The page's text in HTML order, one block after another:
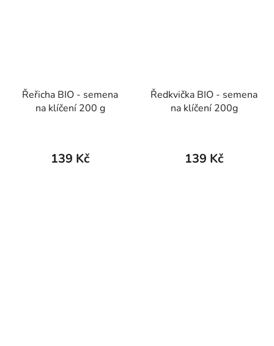
Řeřicha BIO - semena
na klíčení 200 g
139 Kč
Ředkvička BIO - semena
na klíčení 200g
139 Kč